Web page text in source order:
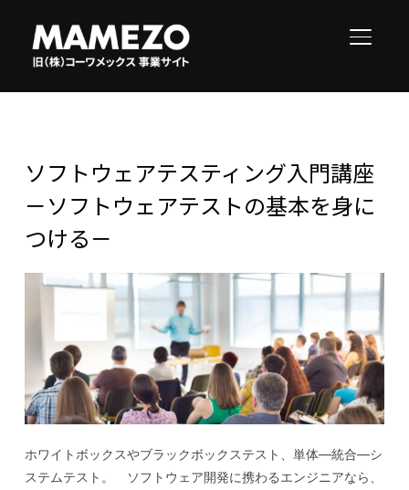
サイド
ソフトウェアテスティング入門講座
－ソフトウェアテストの基本を身に
つける－
ホワイトボックスやブラックボックステスト、単体―統合―シ
ステムテスト。 ソフトウェア開発に携わるエンジニアなら、